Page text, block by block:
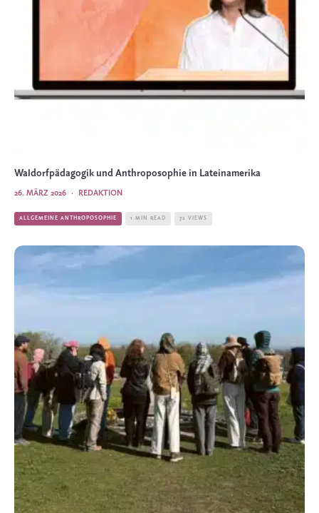
Waldorfpädagogik und Anthroposophie in Lateinamerika
REDAKTION
·
26. MÄRZ 2026
ALLGEMEINE ANTHROPOSOPHIE 1 MIN READ 72 VIEWS